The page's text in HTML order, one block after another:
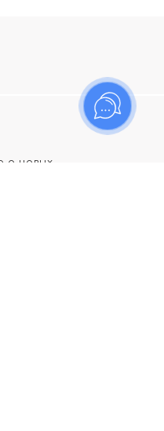
о новых